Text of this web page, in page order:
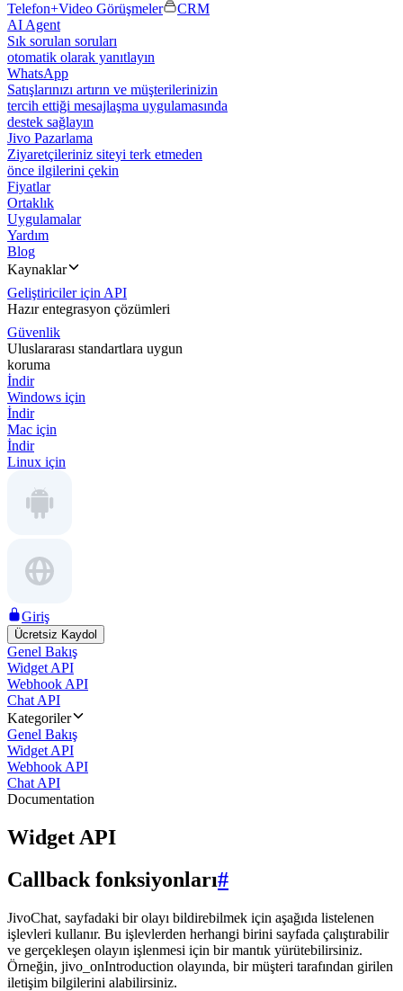
Telefon+Video Görüşmeler
CRM
AI Agent
Sık sorulan soruları
otomatik olarak yanıtlayın
WhatsApp
Satışlarınızı artırın ve müşterilerinizin
tercih ettiği mesajlaşma uygulamasında
destek sağlayın
Jivo Pazarlama
Ziyaretçileriniz siteyi terk etmeden
önce ilgilerini çekin
Fiyatlar
Ortaklık
Uygulamalar
Yardım
Blog
Kaynaklar
Geliştiriciler için API
Hazır entegrasyon çözümleri
Güvenlik
Uluslararası standartlara uygun
koruma
İndir
Windows için
İndir
Mac için
İndir
Linux için
Giriş
Ücretsiz Kaydol
Genel Bakış
Widget API
Webhook API
Chat API
Kategoriler
Genel Bakış
Widget API
Webhook API
Chat API
Documentation
Widget API
Callback fonksiyonları#
JivoChat, sayfadaki bir olayı bildirebilmek için aşağıda listelenen
işlevleri kullanır. Bu işlevlerden herhangi birini sayfada çalıştırabilir
ve gerçekleşen olayın işlenmesi için bir mantık yürütebilirsiniz.
Örneğin, jivo_onIntroduction olayında, bir müşteri tarafından girilen
iletişim bilgilerini alabilirsiniz.